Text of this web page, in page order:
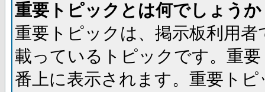
重要トピックとは何でしょうか
重要トピックは、掲示板利用
載っているトピックです。重
番上に表示されます。重要ト